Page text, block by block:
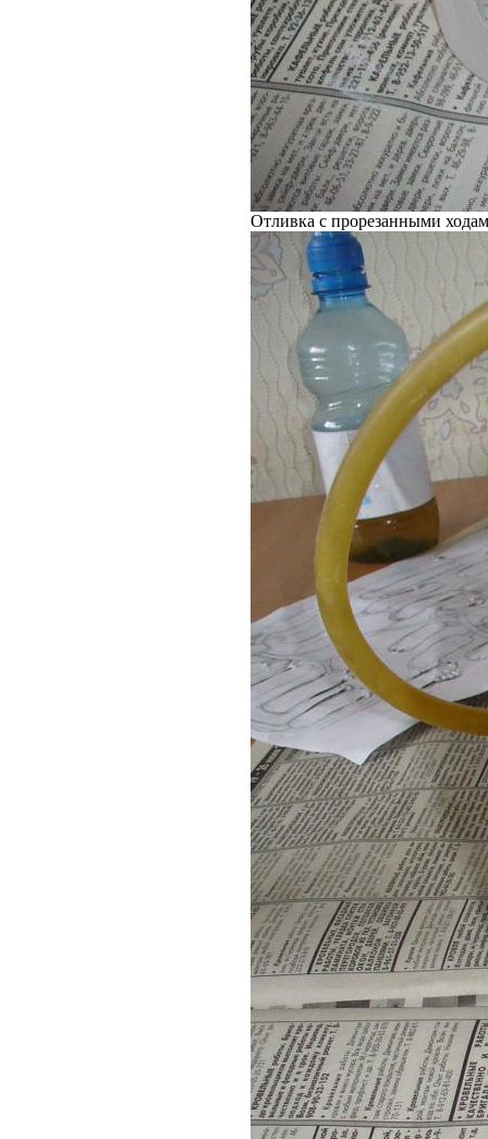
Отливка с прорезанными